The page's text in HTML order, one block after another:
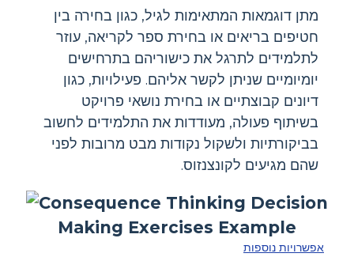
מתן דוגמאות המתאימות לגיל, כגון בחירה בין
חטיפים בריאים או בחירת ספר לקריאה, עוזר
לתלמידים לתרגל את כישוריהם בתרחישים
יומיומיים שניתן לקשר אליהם. פעילויות, כגון
דיונים קבוצתיים או בחירת נושאי פרויקט
בשיתוף פעולה, מעודדות את התלמידים לחשוב
בביקורתיות ולשקול נקודות מבט מרובות לפני
שהם מגיעים לקונצנזוס.
אפשרויות נוספות